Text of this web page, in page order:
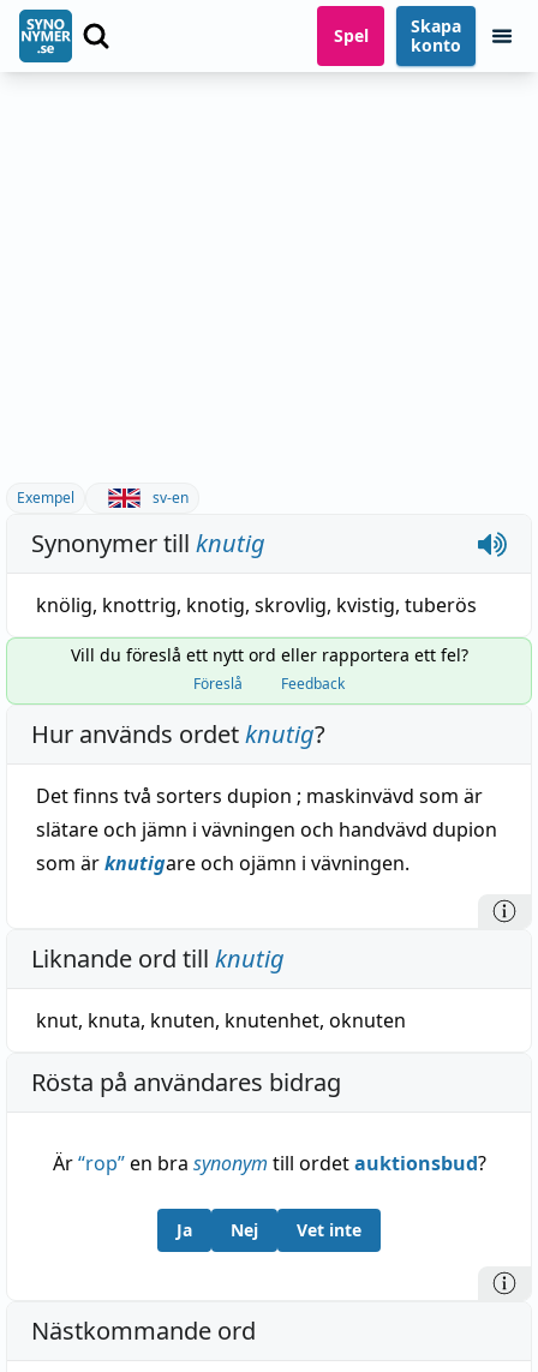
Spel
Skapa
konto
Exempel sv-en
Synonymer till knutig
knölig, knottrig, knotig, skrovlig, kvistig, tuberös
Vill du föreslå ett nytt ord eller rapportera ett fel?
Föreslå Feedback
Hur används ordetknutig?
Det finns två sorters dupion ; maskinvävd som är
slätare och jämn i vävningen och handvävd dupion
som ärknutigare och ojämn i vävningen.
Liknande ord till knutig
knut, knuta, knuten, knutenhet, oknuten
Rösta på användares bidrag
Är“rop”en bra synonym till ordetauktionsbud?
Ja Nej Vet inte
Nästkommande ord